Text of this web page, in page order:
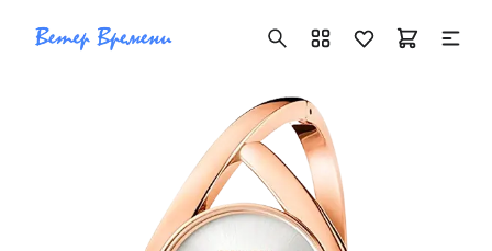
+7 ( 705 ) 181-42-50
info@vetervremeni.kz